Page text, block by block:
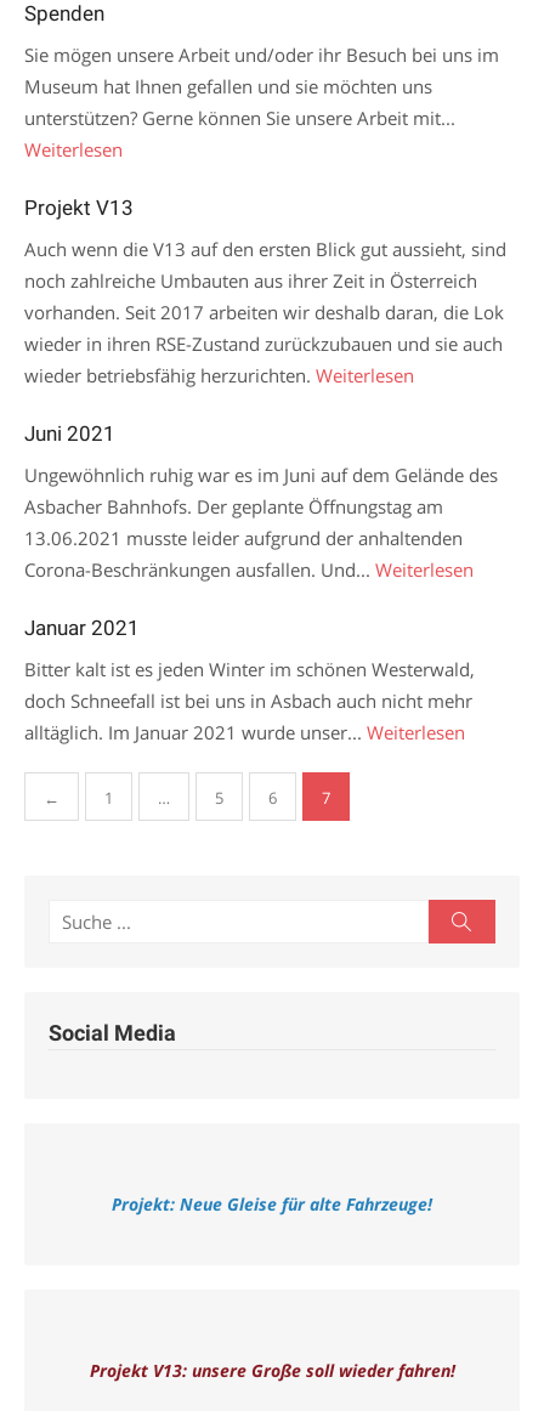
Spenden
Sie mögen unsere Arbeit und/oder ihr Besuch bei uns im
Museum hat Ihnen gefallen und sie möchten uns
unterstützen? Gerne können Sie unsere Arbeit mit...
Weiterlesen
Projekt V13
Auch wenn die V13 auf den ersten Blick gut aussieht, sind
noch zahlreiche Umbauten aus ihrer Zeit in Österreich
vorhanden. Seit 2017 arbeiten wir deshalb daran, die Lok
wieder in ihren RSE-Zustand zurückzubauen und sie auch
wieder betriebsfähig herzurichten. Weiterlesen
Juni 2021
Ungewöhnlich ruhig war es im Juni auf dem Gelände des
Asbacher Bahnhofs. Der geplante Öffnungstag am
13.06.2021 musste leider aufgrund der anhaltenden
Corona-Beschränkungen ausfallen. Und... Weiterlesen
Januar 2021
Bitter kalt ist es jeden Winter im schönen Westerwald,
doch Schneefall ist bei uns in Asbach auch nicht mehr
alltäglich. Im Januar 2021 wurde unser... Weiterlesen
Seitennummerierung
der
← 1 … 5 6 7
Search
Social Media
Projekt: Neue Gleise für alte Fahrzeuge!
Projekt V13: unsere Große soll wieder fahren!